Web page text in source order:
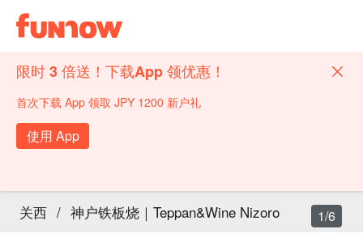
限时 3 倍送！下载App 领优惠！
首次下载 App 领取 JPY 1200 新户礼
使用 App
关西 / 神户铁板烧｜Teppan&Wine Nizoro 1/6